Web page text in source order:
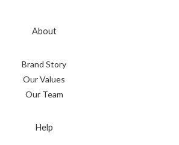
About
Brand Story
Our Values
Our Team
Help